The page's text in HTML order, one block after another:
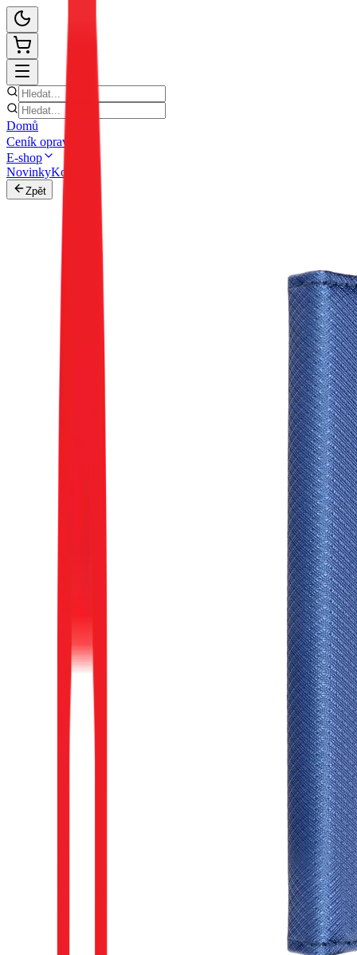
Domů
Ceník oprav
E-shop
NovinkyKontakt
Zpět